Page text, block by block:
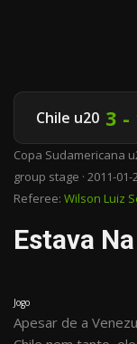
Chile u20 3 -
Copa Sudamericana
group stage · 2011-01-
Referee: Wilson Luiz
Estava
Jogo
Apesar de a